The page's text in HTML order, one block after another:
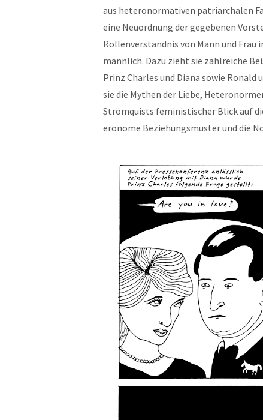
aus het­ero­nor­ma­tiv­en patri­ar­chalen
eine Neuord­nung der gegebe­nen
Rol­len­ver­ständ­nis von Mann und Frau
männlich. Dazu zieht sie zahlre­iche
Prinz Charles und Diana sowie
sie die Mythen der Liebe,
Strömquists fem­i­nis­tis­ch­er Blick auf
eronome Beziehungsmuster und die